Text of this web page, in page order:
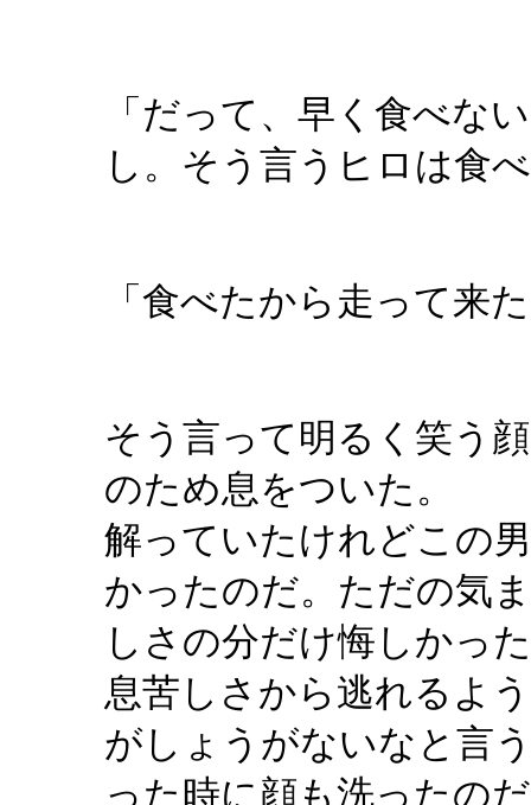
「だって、早く食べな
し。そう言うヒロは食
「食べたから走って来
そう言って明るく笑う
のため息をついた。
解っていたけれどこの
かったのだ。ただの気
しさの分だけ悔しかっ
息苦しさから逃れるよ
がしょうがないなと言
った時に顔も洗ったの